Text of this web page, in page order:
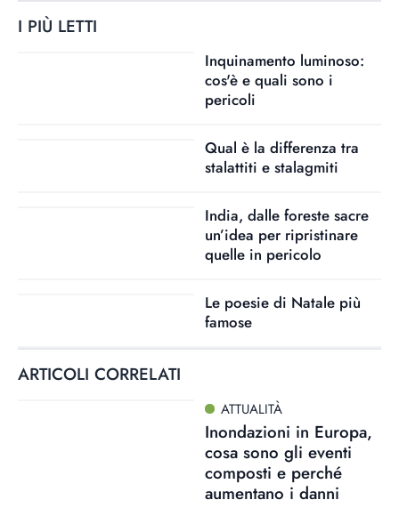
I PIÙ LETTI
Inquinamento luminoso:
cos'è e quali sono i
pericoli
Qual è la differenza tra
stalattiti e stalagmiti
India, dalle foreste sacre
un’idea per ripristinare
quelle in pericolo
Le poesie di Natale più
famose
ARTICOLI CORRELATI
ATTUALITÀ
Inondazioni in Europa,
cosa sono gli eventi
composti e perché
aumentano i danni